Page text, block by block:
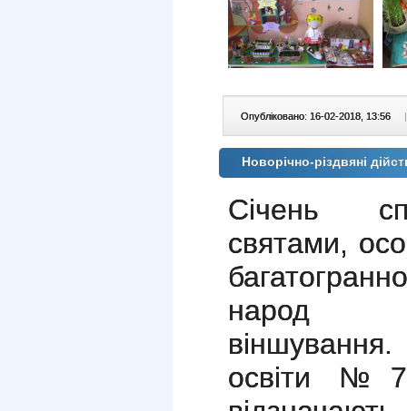
Опубліковано: 16-02-2018, 13:56 |
Новорічно-різдвяні
Січень
святами,
народ
освіти